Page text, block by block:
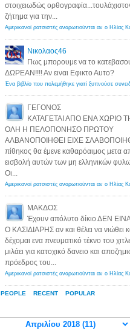
PEOPLE RECENT POPULAR
στοιχειωδώς
ζήτημα για την...
Νικολαος46
Πως μπορουμε να το
ΔΩΡΕΑΝ!!!! Αν ειναι Εφικτο Αυτο?
ΓΕΓΟΝΟΣ
ΚΑΤΑΓΕΤΑΙ ΑΠΟ ΕΝΑ ΧΩΡΙΟ
ΟΛΗ Η ΠΕΛΟΠΟΝΗΣΟ ΠΡΩΤΟΥ
ΑΛΒΑΝΟΠΟΙΗΘΕΙ ΕΙΧΕ
πίθηκος θα έμενε καθαρόαιμος μετα
εισβολή αυτών των μη ελληνικών
Οι...
ΜΑΚΔΟΣ
Έχουν απόλυτο δίκιο ΔΕΝ
Ο ΚΑΣΙΔΙΑΡΗΣ αν και θέλει να νιώθει
δέχομαι ενα πνευματικό τέκνο του
μιλάει για κατοχικό δανειο και
πρόεδρος του...